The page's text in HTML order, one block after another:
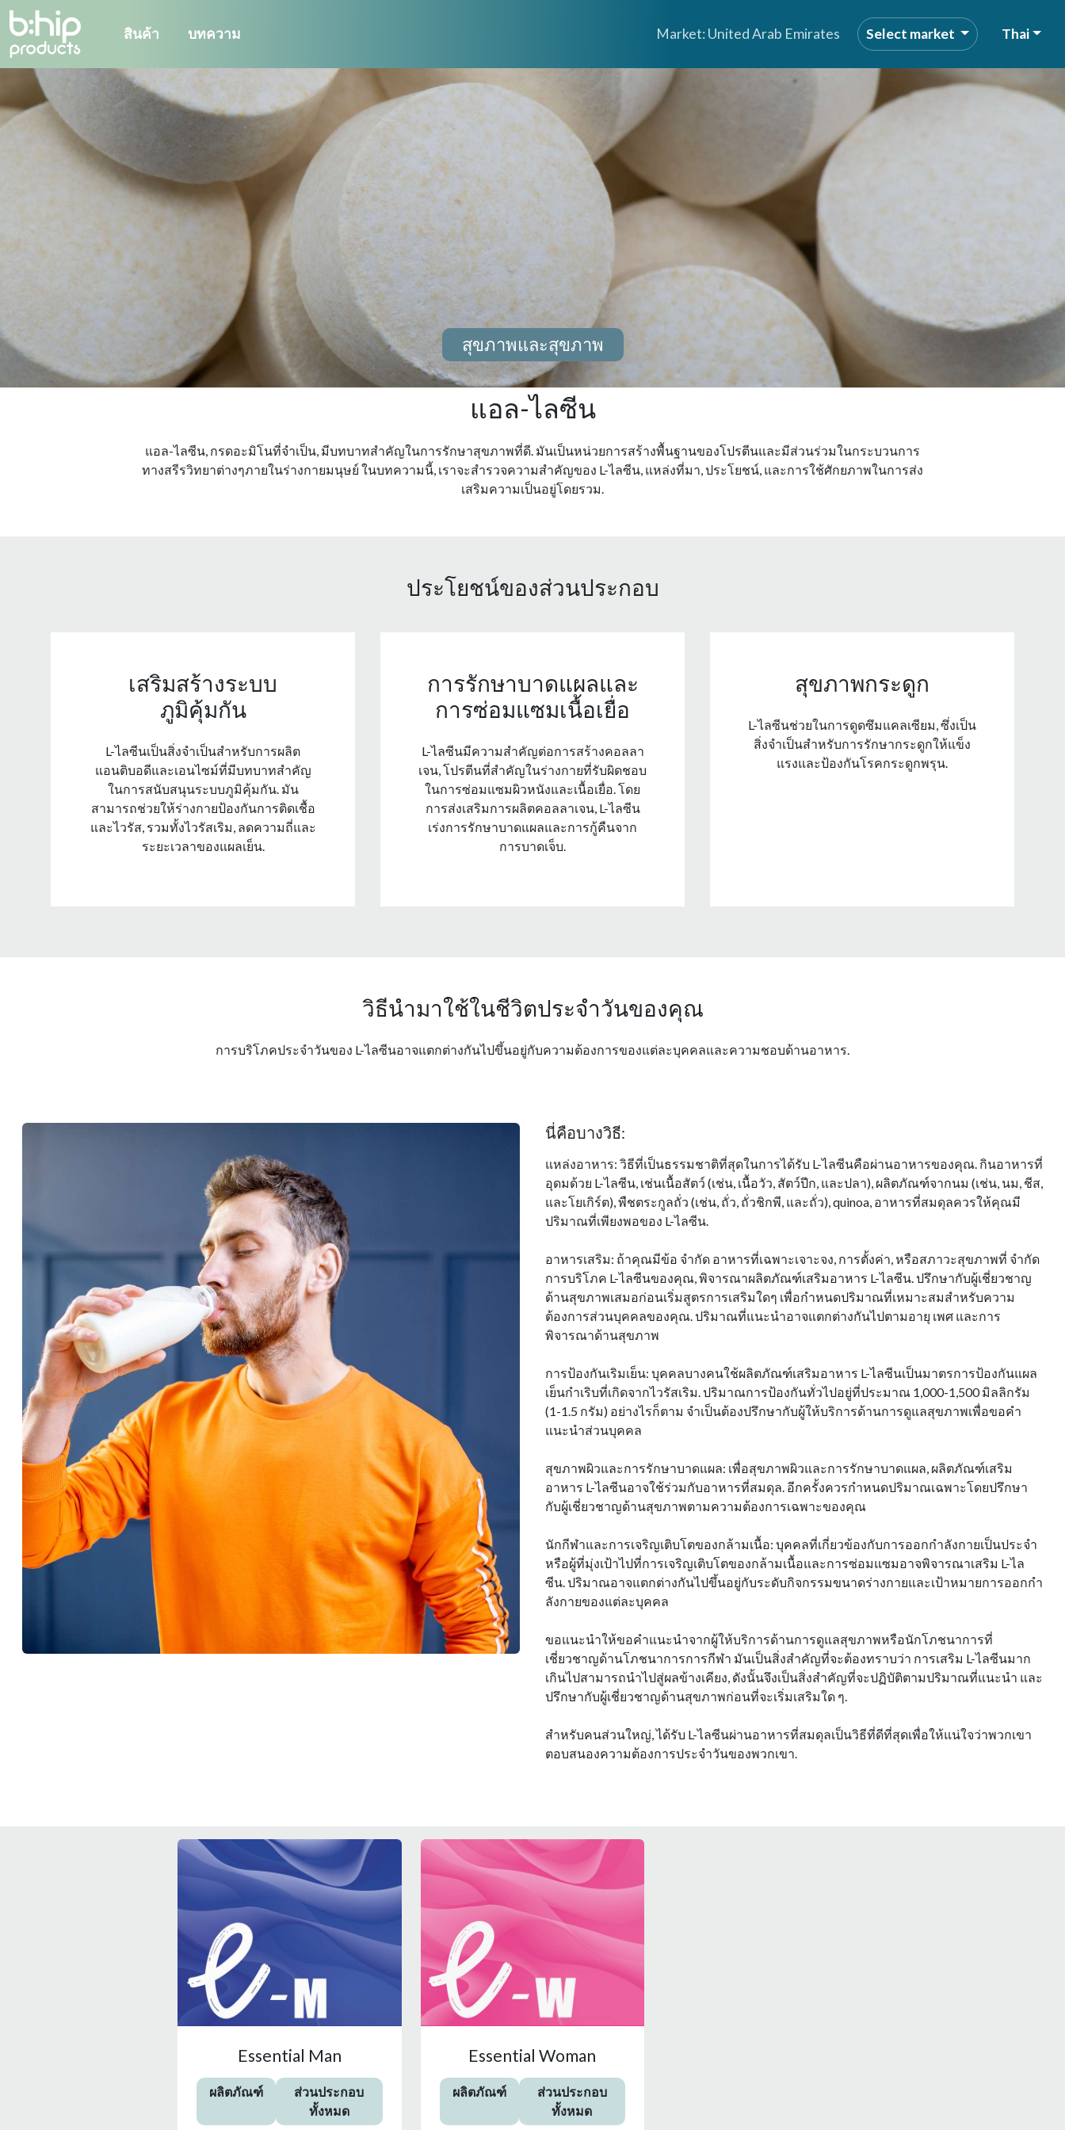
สินค้า บทความ Market: United Arab Emirates Select market Thai
สุขภาพและสุขภาพ
แอล-ไลซีน
แอล-ไลซีน, กรดอะมิโนที่จําเป็น, มีบทบาทสําคัญในการรักษาสุขภาพที่ดี. มันเป็นหน่วยการสร้างพื้นฐานของโปรตีนและมีส่วนร่วมในกระบวนการ
ทางสรีรวิทยาต่างๆภายในร่างกายมนุษย์ ในบทความนี้, เราจะสํารวจความสําคัญของ L-ไลซีน, แหล่งที่มา, ประโยชน์, และการใช้ศักยภาพในการส่ง
เสริมความเป็นอยู่โดยรวม.
ประโยชน์ของส่วนประกอบ
เสริมสร้างระบบ
ภูมิคุ้มกัน
L-ไลซีนเป็นสิ่งจําเป็นสําหรับการผลิต
แอนติบอดีและเอนไซม์ที่มีบทบาทสําคัญ
ในการสนับสนุนระบบภูมิคุ้มกัน. มัน
สามารถช่วยให้ร่างกายป้องกันการติดเชื้อ
และไวรัส, รวมทั้งไวรัสเริม, ลดความถี่และ
ระยะเวลาของแผลเย็น.
การรักษาบาดแผลและ
การซ่อมแซมเนื้อเยื่อ
L-ไลซีนมีความสําคัญต่อการสร้างคอลลา
เจน, โปรตีนที่สําคัญในร่างกายที่รับผิดชอบ
ในการซ่อมแซมผิวหนังและเนื้อเยื่อ. โดย
การส่งเสริมการผลิตคอลลาเจน, L-ไลซีน
เร่งการรักษาบาดแผลและการกู้คืนจาก
การบาดเจ็บ.
สุขภาพกระดูก
L-ไลซีนช่วยในการดูดซึมแคลเซียม, ซึ่งเป็น
สิ่งจําเป็นสําหรับการรักษากระดูกให้แข็ง
แรงและป้องกันโรคกระดูกพรุน.
วิธีนำมาใช้ในชีวิตประจำวันของคุณ
การบริโภคประจําวันของ L-ไลซีนอาจแตกต่างกันไปขึ้นอยู่กับความต้องการของแต่ละบุคคลและความชอบด้านอาหาร.
นี่คือบางวิธี:
แหล่งอาหาร: วิธีที่เป็นธรรมชาติที่สุดในการได้รับ L-ไลซีนคือผ่านอาหารของคุณ. กินอาหารที่
อุดมด้วย L-ไลซีน, เช่นเนื้อสัตว์ (เช่น, เนื้อวัว, สัตว์ปีก, และปลา), ผลิตภัณฑ์จากนม (เช่น, นม, ชีส,
และโยเกิร์ต), พืชตระกูลถั่ว (เช่น, ถั่ว, ถั่วชิกพี, และถั่ว), quinoa, อาหารที่สมดุลควรให้คุณมี
ปริมาณที่เพียงพอของ L-ไลซีน.
อาหารเสริม: ถ้าคุณมีข้อ จํากัด อาหารที่เฉพาะเจาะจง, การตั้งค่า, หรือสภาวะสุขภาพที่ จํากัด
การบริโภค L-ไลซีนของคุณ, พิจารณาผลิตภัณฑ์เสริมอาหาร L-ไลซีน. ปรึกษากับผู้เชี่ยวชาญ
ด้านสุขภาพเสมอก่อนเริ่มสูตรการเสริมใดๆ เพื่อกําหนดปริมาณที่เหมาะสมสําหรับความ
ต้องการส่วนบุคคลของคุณ. ปริมาณที่แนะนําอาจแตกต่างกันไปตามอายุ เพศ และการ
พิจารณาด้านสุขภาพ
การป้องกันเริมเย็น: บุคคลบางคนใช้ผลิตภัณฑ์เสริมอาหาร L-ไลซีนเป็นมาตรการป้องกันแผล
เย็นกําเริบที่เกิดจากไวรัสเริม. ปริมาณการป้องกันทั่วไปอยู่ที่ประมาณ 1,000-1,500 มิลลิกรัม
(1-1.5 กรัม) อย่างไรก็ตาม จําเป็นต้องปรึกษากับผู้ให้บริการด้านการดูแลสุขภาพเพื่อขอคํา
แนะนําส่วนบุคคล
สุขภาพผิวและการรักษาบาดแผล: เพื่อสุขภาพผิวและการรักษาบาดแผล, ผลิตภัณฑ์เสริม
อาหาร L-ไลซีนอาจใช้ร่วมกับอาหารที่สมดุล. อีกครั้งควรกําหนดปริมาณเฉพาะโดยปรึกษา
กับผู้เชี่ยวชาญด้านสุขภาพตามความต้องการเฉพาะของคุณ
นักกีฬาและการเจริญเติบโตของกล้ามเนื้อ: บุคคลที่เกี่ยวข้องกับการออกกําลังกายเป็นประจํา
หรือผู้ที่มุ่งเป้าไปที่การเจริญเติบโตของกล้ามเนื้อและการซ่อมแซมอาจพิจารณาเสริม L-ไล
ซีน. ปริมาณอาจแตกต่างกันไปขึ้นอยู่กับระดับกิจกรรมขนาดร่างกายและเป้าหมายการออกกํา
ลังกายของแต่ละบุคคล
ขอแนะนําให้ขอคําแนะนําจากผู้ให้บริการด้านการดูแลสุขภาพหรือนักโภชนาการที่
เชี่ยวชาญด้านโภชนาการการกีฬา มันเป็นสิ่งสําคัญที่จะต้องทราบว่า การเสริม L-ไลซีนมาก
เกินไปสามารถนําไปสู่ผลข้างเคียง, ดังนั้นจึงเป็นสิ่งสําคัญที่จะปฏิบัติตามปริมาณที่แนะนํา และ
ปรึกษากับผู้เชี่ยวชาญด้านสุขภาพก่อนที่จะเริ่มเสริมใด ๆ.
สําหรับคนส่วนใหญ่, ได้รับ L-ไลซีนผ่านอาหารที่สมดุลเป็นวิธีที่ดีที่สุดเพื่อให้แน่ใจว่าพวกเขา
ตอบสนองความต้องการประจําวันของพวกเขา.
Essential Man
ผลิตภัณฑ์
ส่วนประกอบ
ทั้งหมด
Essential Woman
ผลิตภัณฑ์
ส่วนประกอบ
ทั้งหมด